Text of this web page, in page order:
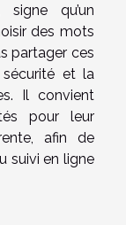
qu’un
des mots
partager ces
et la
Il convient
pour leur
afin de
suivi en ligne